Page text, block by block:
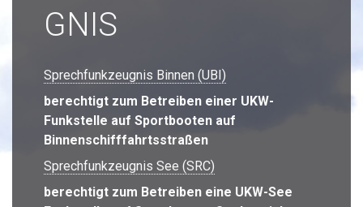
GNIS
Sprechfunkzeugnis Binnen (UBI)
berechtigt zum Betreiben einer UKW-
Funkstelle auf Sportbooten auf
Binnenschifffahrtsstraßen
Sprechfunkzeugnis See (SRC)
berechtigt zum Betreiben eine UKW-See